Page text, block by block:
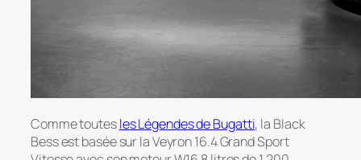
Comme toutesles Légendes de Bugatti, la Black
Bess est basée sur la Veyron 16.4 Grand Sport